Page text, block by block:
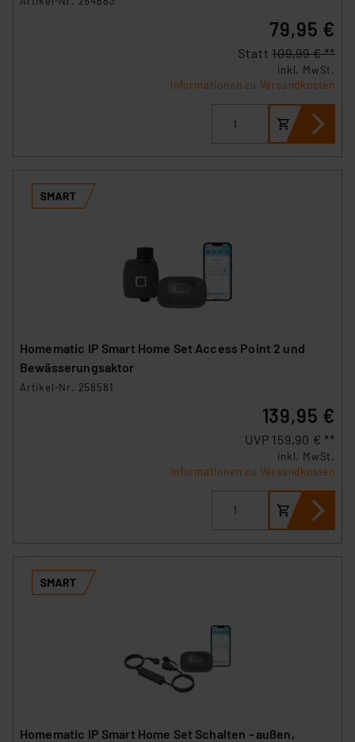
79,95 €
Statt109,99 € **
inkl. MwSt.
Informationen zu Versandkosten
Homematic IP Smart Home Set Access Point 2 und
Bewässerungsaktor
Artikel-Nr. 258581
139,95 €
UVP 159,90 € **
inkl. MwSt.
Informationen zu Versandkosten
Homematic IP Smart Home Set Schalten - außen,